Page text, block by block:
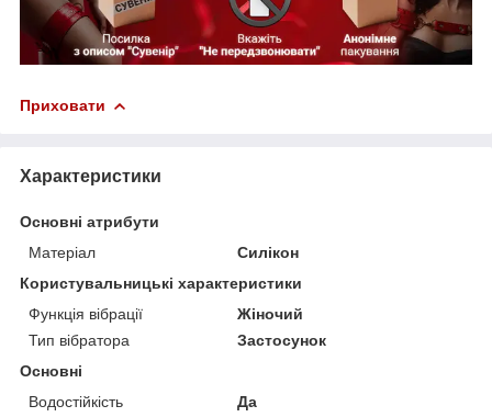
Приховати
Характеристики
Основні атрибути
Матеріал
Силікон
Користувальницькі характеристики
Функція вібрації
Жіночий
Тип вібратора
Застосунок
Основні
Водостійкість
Да